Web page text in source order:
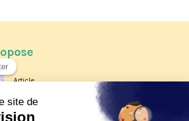
Article
Les reportages d'été 2026 de KTO